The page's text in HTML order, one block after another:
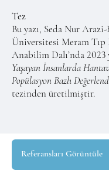
Tez
Bu yazı, Seda Nur
Üniversitesi Meram
Anabilim Dalı’nda 2023
Yaşayan İnsanlarda
Popülasyon Bazlı
tezinden üretilmiştir.
Referansları Görüntüle